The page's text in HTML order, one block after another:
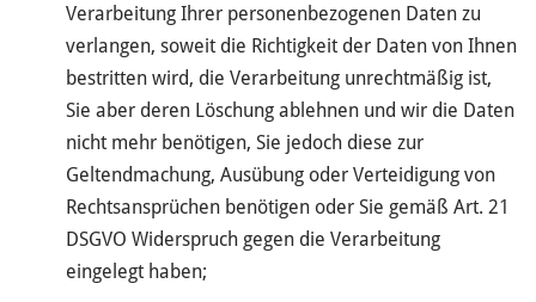
Verarbeitung Ihrer personenbezogenen Daten zu
verlangen, soweit die Richtigkeit der Daten von Ihnen
bestritten wird, die Verarbeitung unrechtmäßig ist,
Sie aber deren Löschung ablehnen und wir die Daten
nicht mehr benötigen, Sie jedoch diese zur
Geltendmachung, Ausübung oder Verteidigung von
Rechtsansprüchen benötigen oder Sie gemäß Art. 21
DSGVO Widerspruch gegen die Verarbeitung
eingelegt haben;